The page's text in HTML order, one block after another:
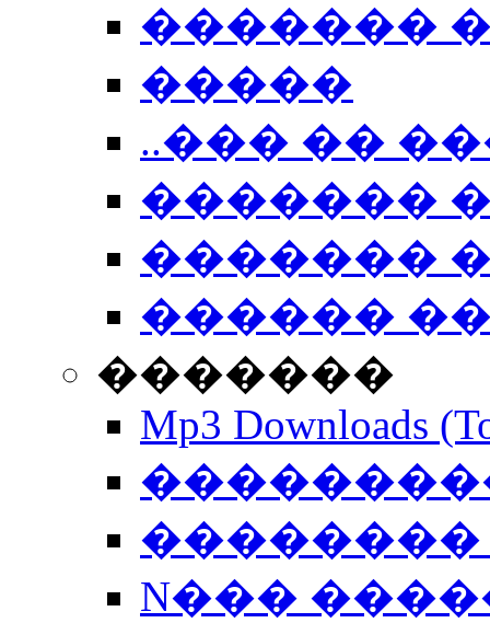
�������
�����
..��� ��
�������
�������
������
�������
Mp3 Downloads
��������
N���